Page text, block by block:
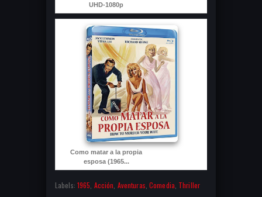
UHD-1080p
Como matar a la propia
esposa (1965...
Labels: 1965 Acción Aventuras ,Comedia Thriller